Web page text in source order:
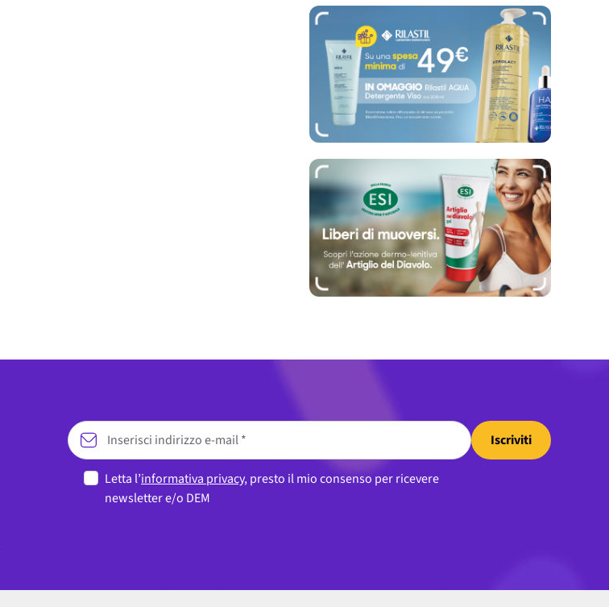
Iscriviti
Letta l’informativa privacy, presto il mio consenso per ricevere
newsletter e/o DEM